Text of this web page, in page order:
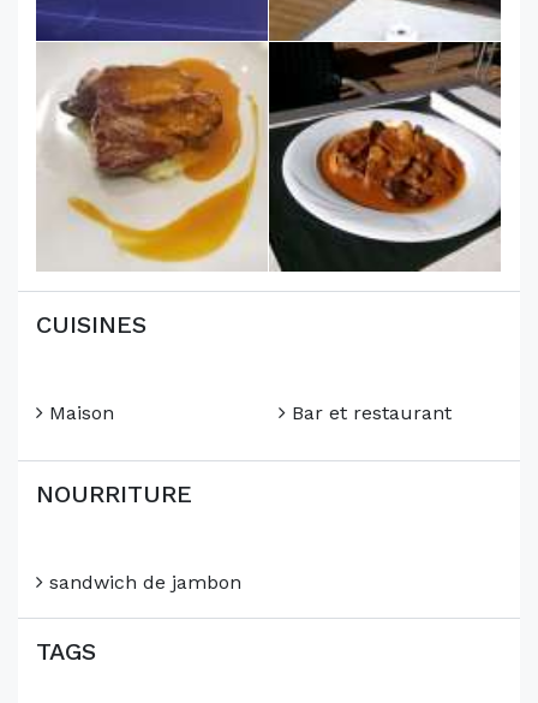
CUISINES
Maison Bar et restaurant
NOURRITURE
sandwich de jambon
TAGS